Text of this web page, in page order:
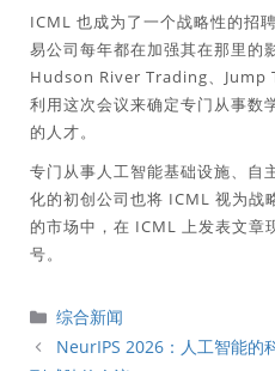
ICML 也成为了一个战略性的招
易公司每年都在加强其在那里的
Hudson River Trading、
利用这次会议来确定专门从事数
的人才。
专门从事人工智能基础设施、自
化的初创公司也将 ICML 视为战
的市场中，在 ICML 上发表文章
号。
分
類
综合新闻
NeurIPS 2026：人工智能的